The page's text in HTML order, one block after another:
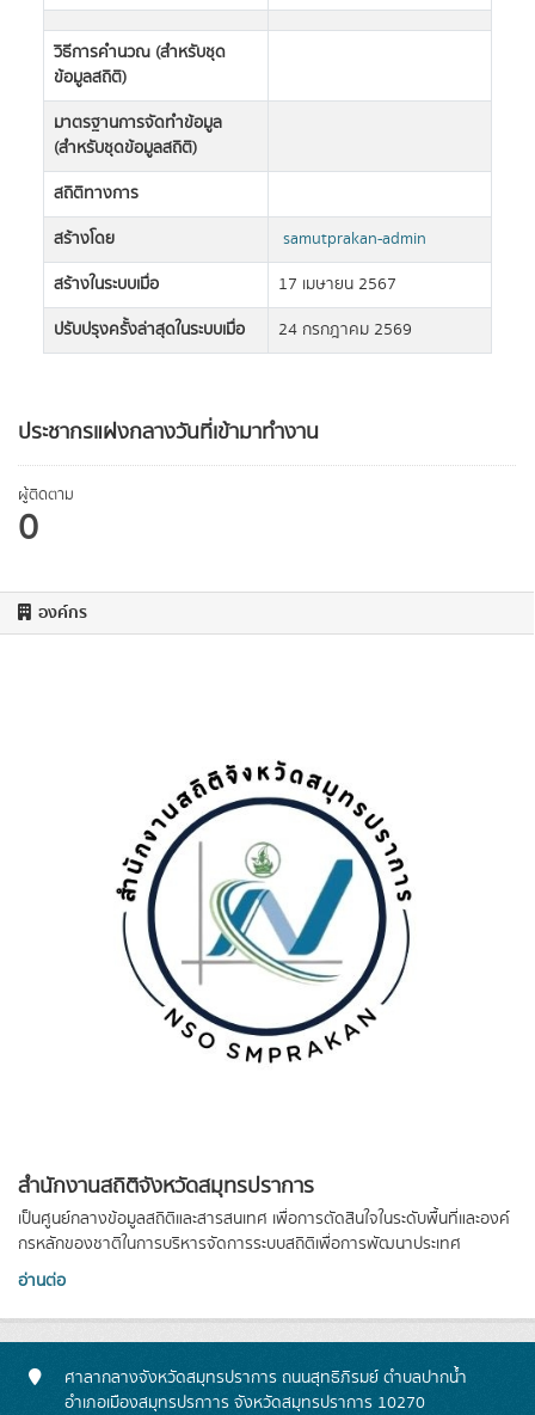
ประชากรแฝงกลางวันที่เข้ามาทำงาน
ผู้ติดตาม
0
องค์กร
สำนักงานสถิติจังหวัดสมุทรปราการ
เป็นศูนย์กลางข้อมูลสถิติและสารสนเทศ เพื่อการตัดสินใจในระดับพื้นที่และองค์
กรหลักของชาติในการบริหารจัดการระบบสถิติเพื่อการพัฒนาประเทศ
อ่านต่อ
วิธีการคำนวณ (สำหรับชุด
ข้อมูลสถิติ)
มาตรฐานการจัดทำข้อมูล
(สำหรับชุดข้อมูลสถิติ)
สถิติทางการ
สร้างโดย
samutprakan-admin
สร้างในระบบเมื่อ
17 เมษายน 2567
ปรับปรุงครั้งล่าสุดในระบบเมื่อ
24 กรกฎาคม 2569
ศาลากลางจังหวัดสมุทรปราการ ถนนสุทธิภิรมย์ ตำบลปากน้ำ
อำเภอเมืองสมุทรปรกาาร จังหวัดสมุทรปราการ 10270